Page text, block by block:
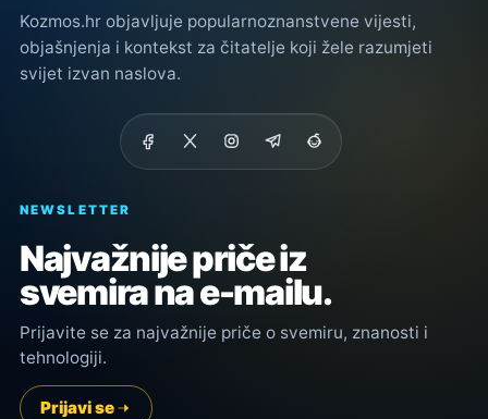
Kozmos.hr objavljuje popularnoznanstvene vijesti,
objašnjenja i kontekst za čitatelje koji žele razumjeti
svijet izvan naslova.
NEWSLETTER
Najvažnije priče iz
svemira na e-mailu.
Prijavite se za najvažnije priče o svemiru, znanosti i
tehnologiji.
Prijavi se